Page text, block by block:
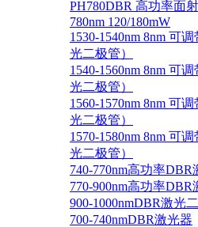
PH780DBR 高功率面
780nm 120/180mW
1530-1540nm 8nm 可
光二极管）
1540-1560nm 8nm 可
光二极管）
1560-1570nm 8nm 可
光二极管）
1570-1580nm 8nm 可
光二极管）
740-770nm高功率DBR
770-900nm高功率DBR
900-1000nmDBR激光
700-740nmDBR激光器